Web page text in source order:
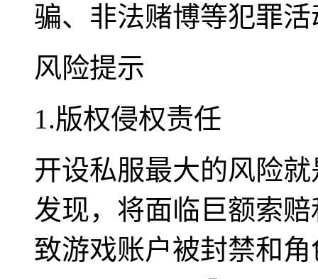
骗、非法赌博等犯罪
风险提示
1.版权侵权责任
开设私服最大的风险
发现，将面临巨额索
致游戏账户被封禁和